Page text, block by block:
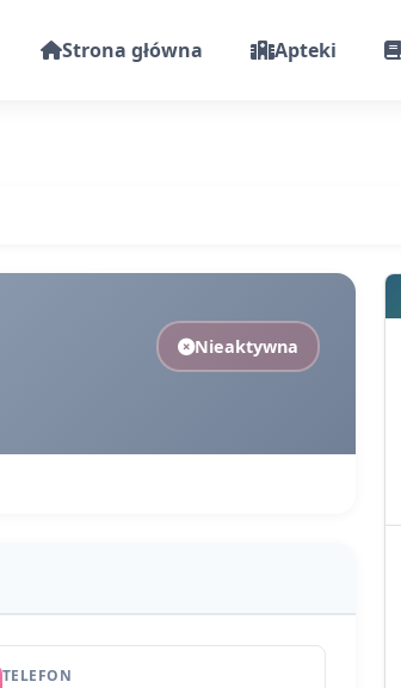
Strona główna Apteki
Nieaktywna
TELEFON